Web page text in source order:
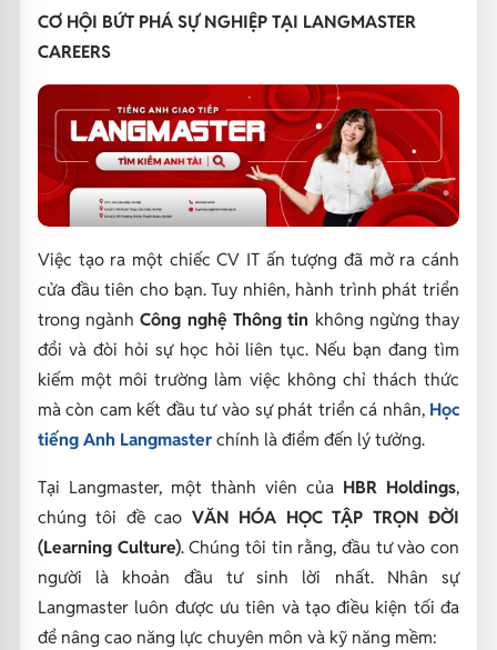
CƠ HỘI BỨT PHÁ SỰ NGHIỆP TẠI LANGMASTER
CAREERS
Việc tạo ra một chiếc CV IT ấn tượng đã mở ra cánh
cửa đầu tiên cho bạn. Tuy nhiên, hành trình phát triển
trong ngànhCông nghệ Thông tin không ngừng thay
đổi và đòi hỏi sự học hỏi liên tục. Nếu bạn đang tìm
kiếm một môi trường làm việc không chỉ thách thức
mà còn cam kết đầu tư vào sự phát triển cá nhân, Học
tiếng Anh Langmaster chính là điểm đến lý tưởng.
Tại Langmaster, một thành viên của HBR Holdings,
chúng tôi đề cao VĂN HÓA HỌC TẬP TRỌN ĐỜI
(Learning Culture). Chúng tôi tin rằng, đầu tư vào con
người là khoản đầu tư sinh lời nhất. Nhân sự
Langmaster luôn được ưu tiên và tạo điều kiện tối đa
để nâng cao năng lực chuyên môn và kỹ năng mềm: